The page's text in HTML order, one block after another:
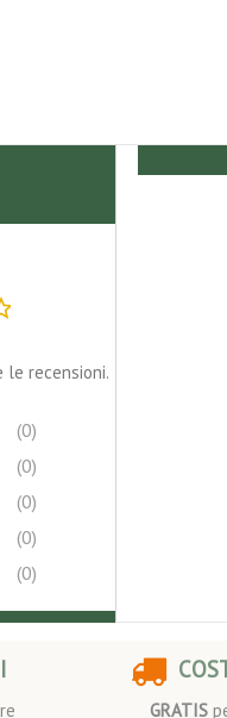
le recensioni.
(0)
(0)
(0)
(0)
(0)
GRATIS